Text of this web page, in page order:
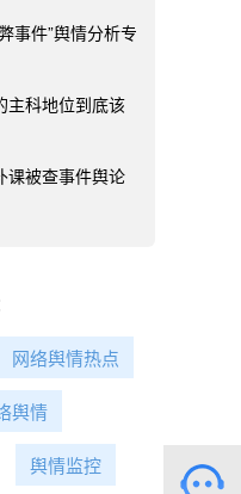
事件”舆情分析专
主科地位到底该
课被查事件舆论
网络舆情热点
舆情
舆情监控